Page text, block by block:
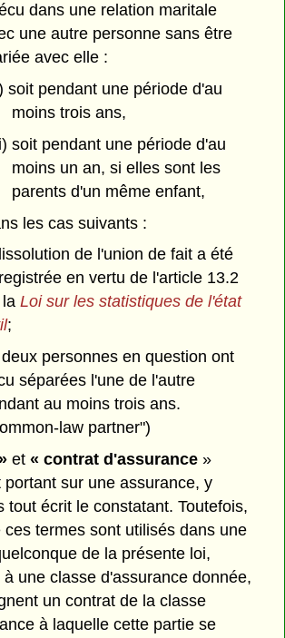
dans une relation maritale
une autre personne sans être
avec elle :
soit pendant une période d'au
moins trois ans,
soit pendant une période d'au
moins un an, si elles sont les
parents d'un même enfant,
les cas suivants :
de l'union de fait a été
en vertu de l'article 13.2
Loi sur les statistiques de l'état
;
personnes en question ont
séparées l'une de l'autre
au moins trois ans.
law partner")
et « contrat d'assurance »
portant sur une assurance, y
tout écrit le constatant. Toutefois,
ces termes sont utilisés dans une
de la présente loi,
à une classe d'assurance donnée,
un contrat de la classe
à laquelle cette partie se